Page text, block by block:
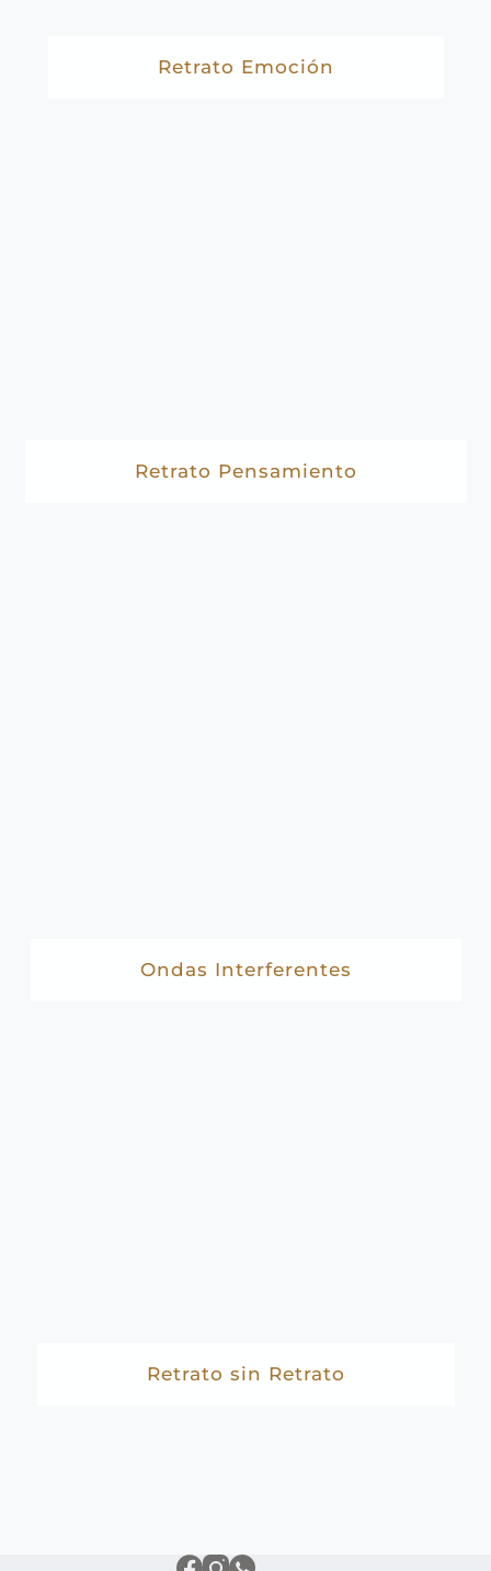
Retrato Emoción
Retrato Pensamiento
Ondas Interferentes
Retrato sin Retrato